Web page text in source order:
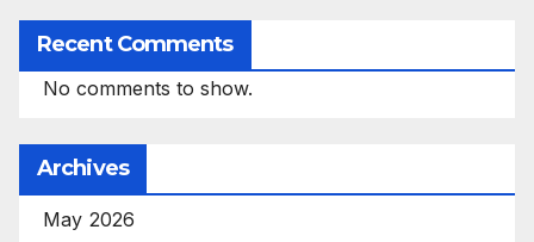
Recent Comments
No comments to show.
Archives
May 2026